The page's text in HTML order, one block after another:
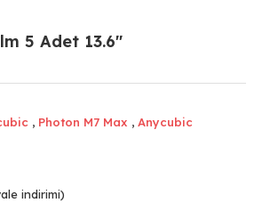
5 Adet 13.6''
, Photon M7 Max , Anycubic
indirimi)